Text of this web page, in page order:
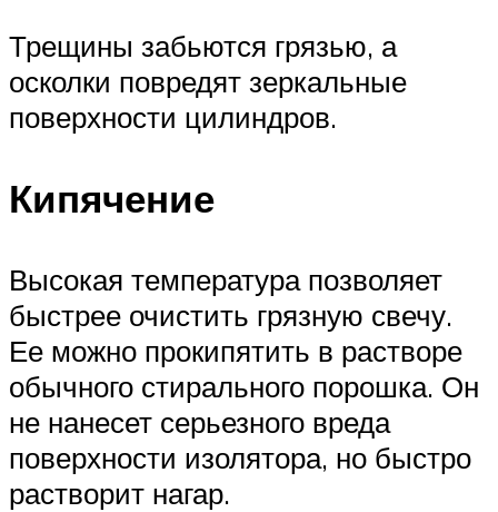
Трещины забьются грязью, а
осколки повредят зеркальные
поверхности цилиндров.
Кипячение
Высокая температура позволяет
быстрее очистить грязную свечу.
Ее можно прокипятить в растворе
обычного стирального порошка. Он
не нанесет серьезного вреда
поверхности изолятора, но быстро
растворит нагар.